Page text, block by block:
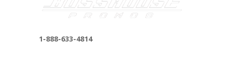
1-888-633-4814